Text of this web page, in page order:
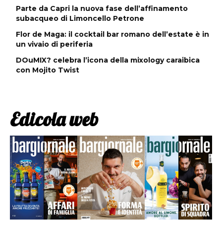
Parte da Capri la nuova fase dell’affinamento
subacqueo di Limoncello Petrone
Flor de Maga: il cocktail bar romano dell’estate è in
un vivaio di periferia
DOuMIX? celebra l’icona della mixology caraibica
con Mojito Twist
Edicola web